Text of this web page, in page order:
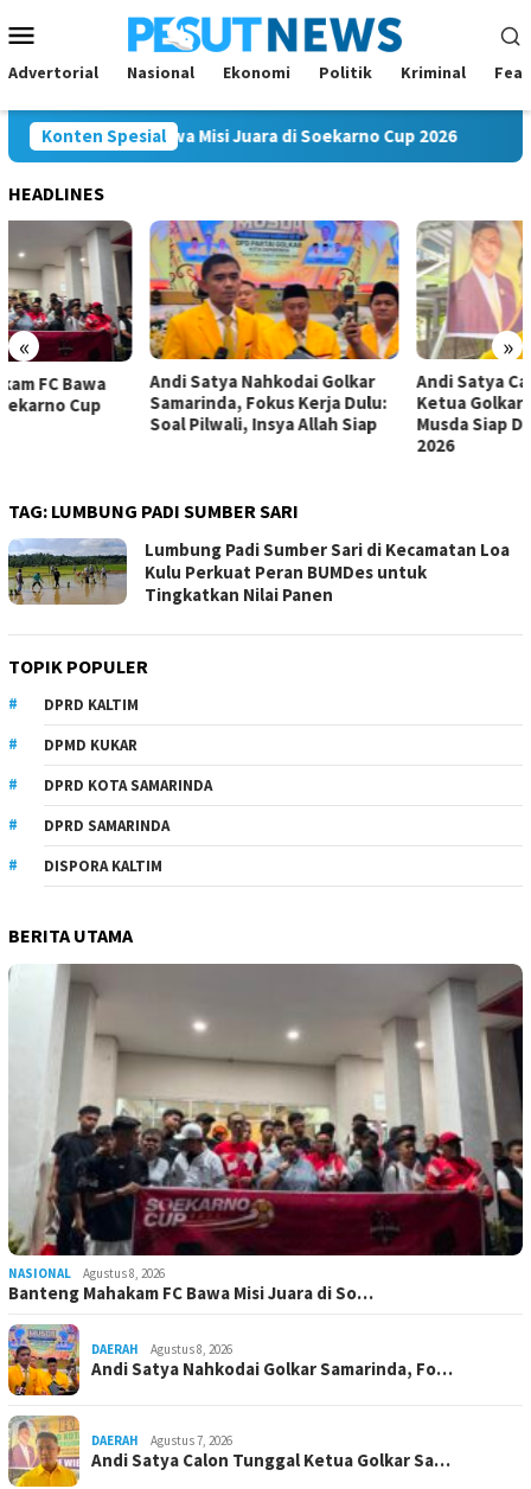
ke
kontenMobile
Advertorial Nasional Ekonomi Politik Kriminal
Konten Spesial
FC Bawa Misi Juara di Soekarno Cup 2026
HEADLINES
« »
Andi Satya Nahkodai Golkar
Samarinda, Fokus Kerja Dulu:
Soal Pilwali, Insya Allah Siap
Andi Satya Calon Tunggal
Ketua Golkar Samarinda,
Musda Siap Digelar 8 Agustus
TAG: LUMBUNG PADI SUMBER SARI
Lumbung Padi Sumber Sari di Kecamatan Loa
Kulu Perkuat Peran BUMDes untuk
Tingkatkan Nilai Panen
TOPIK POPULER
DPRD KALTIM
DPMD KUKAR
DPRD KOTA SAMARINDA
DPRD SAMARINDA
DISPORA KALTIM
BERITA UTAMA
NASIONAL Agustus 8, 2026
Banteng Mahakam FC Bawa Misi Juara di So…
DAERAH Agustus 8, 2026
Andi Satya Nahkodai Golkar Samarinda, Fo…
DAERAH Agustus 7, 2026
Andi Satya Calon Tunggal Ketua Golkar Sa…